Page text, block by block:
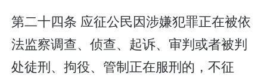
第二十四条 应征公民因涉嫌犯罪正在被依
法监察调查、侦查、起诉、审判或者被判
处徒刑、拘役、管制正在服刑的，不征